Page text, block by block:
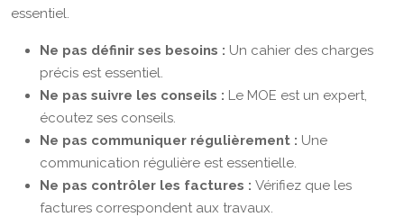
essentiel.
Ne pas définir ses besoins : Un cahier des charges
précis est essentiel.
Ne pas suivre les conseils : Le MOE est un expert,
écoutez ses conseils.
Ne pas communiquer régulièrement : Une
communication régulière est essentielle.
Ne pas contrôler les factures : Vérifiez que les
factures correspondent aux travaux.